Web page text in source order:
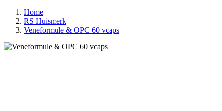
Home
RS Huismerk
Veneformule & OPC 60 vcaps